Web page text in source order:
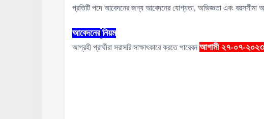
প্রতিটি পদে আবেদনের জন্য আবেদনের যোগ্যতা, অভিজ্ঞতা এবং বয়সসীমা
আবেদনের নিয়ম
আগ্রহী প্রার্থীরা সরাসরি সাক্ষাৎকারে করতে পারেবন আগামী ২৭-০৭-২০২৩